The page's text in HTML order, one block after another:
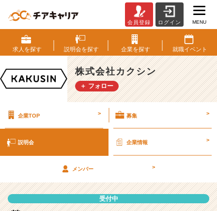
式
会
社
カ
ク
シ
明
細
|
会員登録 ログイン MENU
求人を探す 説明会を探す 企業を探す 就職イベント
株式会社カクシン
＋ フォロー
企業TOP > 募集 >
説明会 企業情報 >
メンバー >
受付中